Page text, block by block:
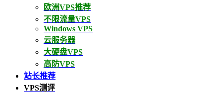
欧洲VPS推荐
不限流量VPS
Windows VPS
云服务器
大硬盘VPS
高防VPS
站长推荐
VPS测评